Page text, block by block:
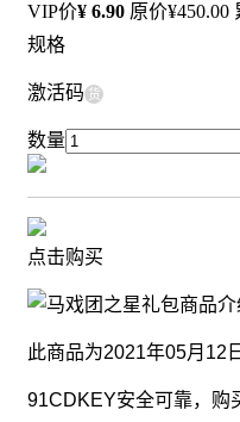
VIP价¥ 6.90 原价¥450.00
规格
激活码 货
数量
点击购买
商品介
此商品为2021年05月12
91CDKEY安全可靠，购